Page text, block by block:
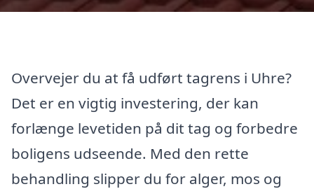
Overvejer du at få udført tagrens i Uhre?
Det er en vigtig investering, der kan
forlænge levetiden på dit tag og forbedre
boligens udseende. Med den rette
behandling slipper du for alger, mos og